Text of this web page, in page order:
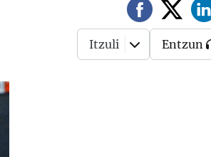
Itzuli Entzun